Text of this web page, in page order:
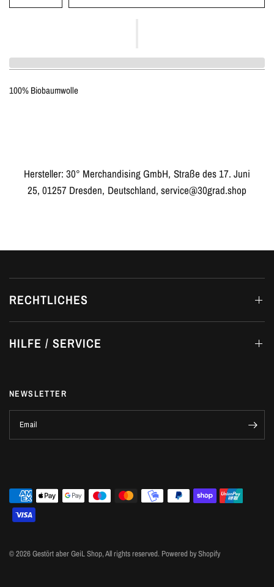
100% Biobaumwolle
Hersteller: 30° Merchandising GmbH, Straße des 17. Juni
25, 01257 Dresden, Deutschland, service@30grad.shop
RECHTLICHES
HILFE / SERVICE
NEWSLETTER
Email
© 2026 Gestört aber GeiL Shop, All rights reserved. Powered by Shopify